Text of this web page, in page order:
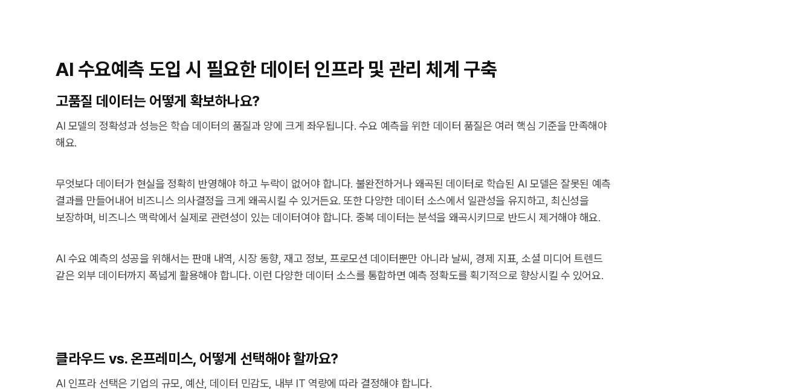
AI 수요예측 도입 시 필요한 데이터 인프라 및 관리 체계 구축
고품질 데이터는 어떻게 확보하나요?
AI 모델의 정확성과 성능은 학습 데이터의 품질과 양에 크게 좌우됩니다. 수요 예측을 위한 데이터 품질은 여러 핵심 기준을 만족해야
해요.
무엇보다 데이터가 현실을 정확히 반영해야 하고 누락이 없어야 합니다. 불완전하거나 왜곡된 데이터로 학습된 AI 모델은 잘못된 예측
결과를 만들어내어 비즈니스 의사결정을 크게 왜곡시킬 수 있거든요. 또한 다양한 데이터 소스에서 일관성을 유지하고, 최신성을
보장하며, 비즈니스 맥락에서 실제로 관련성이 있는 데이터여야 합니다. 중복 데이터는 분석을 왜곡시키므로 반드시 제거해야 해요.
AI 수요 예측의 성공을 위해서는 판매 내역, 시장 동향, 재고 정보, 프로모션 데이터뿐만 아니라 날씨, 경제 지표, 소셜 미디어 트렌드
같은 외부 데이터까지 폭넓게 활용해야 합니다. 이런 다양한 데이터 소스를 통합하면 예측 정확도를 획기적으로 향상시킬 수 있어요.
클라우드 vs. 온프레미스, 어떻게 선택해야 할까요?
AI 인프라 선택은 기업의 규모, 예산, 데이터 민감도, 내부 IT 역량에 따라 결정해야 합니다.